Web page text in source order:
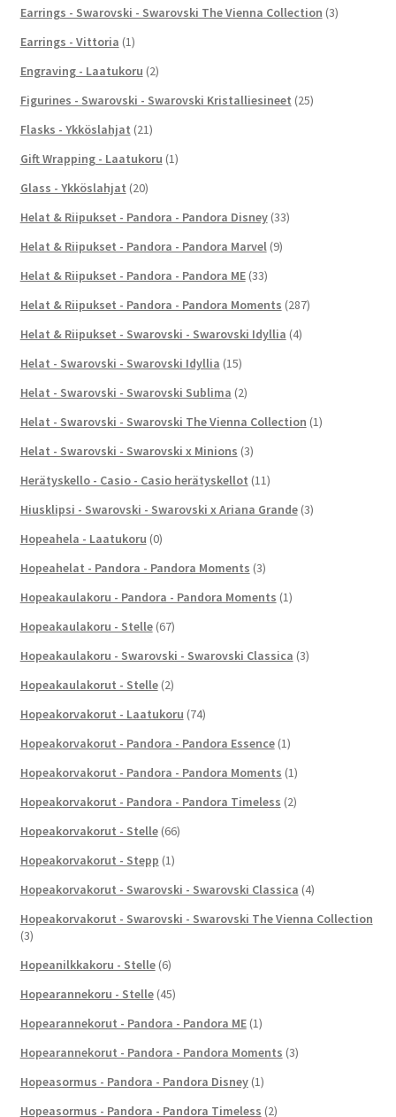
Earrings - Swarovski - Swarovski The Vienna Collection (3)
Earrings - Vittoria (1)
Engraving - Laatukoru (2)
Figurines - Swarovski - Swarovski Kristalliesineet (25)
Flasks - Ykköslahjat (21)
Gift Wrapping - Laatukoru (1)
Glass - Ykköslahjat (20)
Helat & Riipukset - Pandora - Pandora Disney (33)
Helat & Riipukset - Pandora - Pandora Marvel (9)
Helat & Riipukset - Pandora - Pandora ME (33)
Helat & Riipukset - Pandora - Pandora Moments (287)
Helat & Riipukset - Swarovski - Swarovski Idyllia (4)
Helat - Swarovski - Swarovski Idyllia (15)
Helat - Swarovski - Swarovski Sublima (2)
Helat - Swarovski - Swarovski The Vienna Collection (1)
Helat - Swarovski - Swarovski x Minions (3)
Herätyskello - Casio - Casio herätyskellot (11)
Hiusklipsi - Swarovski - Swarovski x Ariana Grande (3)
Hopeahela - Laatukoru (0)
Hopeahelat - Pandora - Pandora Moments (3)
Hopeakaulakoru - Pandora - Pandora Moments (1)
Hopeakaulakoru - Stelle (67)
Hopeakaulakoru - Swarovski - Swarovski Classica (3)
Hopeakaulakorut - Stelle (2)
Hopeakorvakorut - Laatukoru (74)
Hopeakorvakorut - Pandora - Pandora Essence (1)
Hopeakorvakorut - Pandora - Pandora Moments (1)
Hopeakorvakorut - Pandora - Pandora Timeless (2)
Hopeakorvakorut - Stelle (66)
Hopeakorvakorut - Stepp (1)
Hopeakorvakorut - Swarovski - Swarovski Classica (4)
Hopeakorvakorut - Swarovski - Swarovski The Vienna Collection
(3)
Hopeanilkkakoru - Stelle (6)
Hopearannekoru - Stelle (45)
Hopearannekorut - Pandora - Pandora ME (1)
Hopearannekorut - Pandora - Pandora Moments (3)
Hopeasormus - Pandora - Pandora Disney (1)
Hopeasormus - Pandora - Pandora Timeless (2)